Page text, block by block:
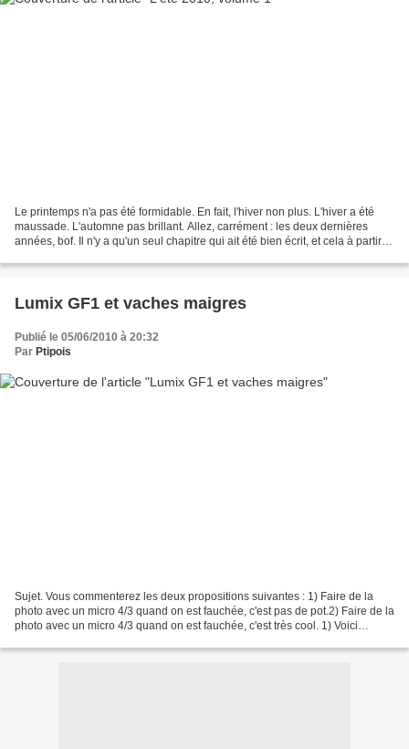
Le printemps n'a pas été formidable. En fait, l'hiver non plus. L'hiver a été
maussade. L'automne pas brillant. Allez, carrément : les deux dernières
années, bof. Il n'y a qu'un seul chapitre qui ait été bien écrit, et cela à partir
Lumix GF1 et vaches maigres
Publié le 05/06/2010 à 20:32
Par Ptipois
Sujet. Vous commenterez les deux propositions suivantes : 1) Faire de la
photo avec un micro 4/3 quand on est fauchée, c'est pas de pot.2) Faire de la
photo avec un micro 4/3 quand on est fauchée, c'est très cool. 1) Voici